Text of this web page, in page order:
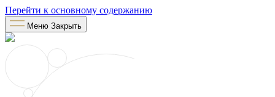
Перейти к основному содержанию
Меню Закрыть